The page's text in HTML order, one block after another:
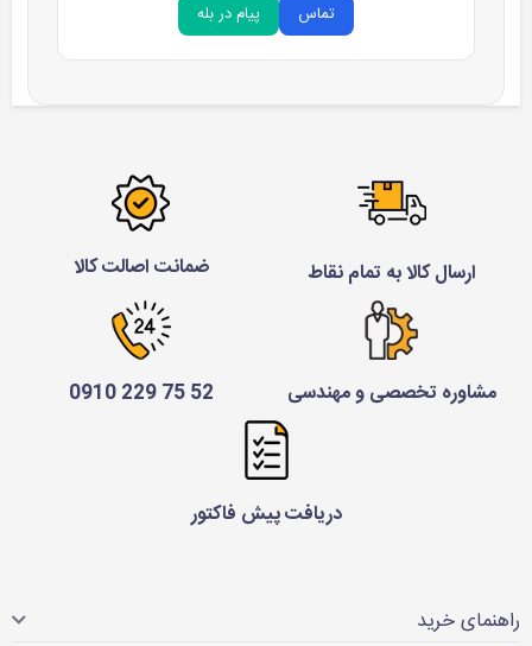
تماس
پیام در بله
ارسال کالا به تمام نقاط ضمانت اصالت کالا
مشاوره تخصصی و مهندسی 52 75 229 0910
دریافت پیش فاکتور
راهنمای خرید